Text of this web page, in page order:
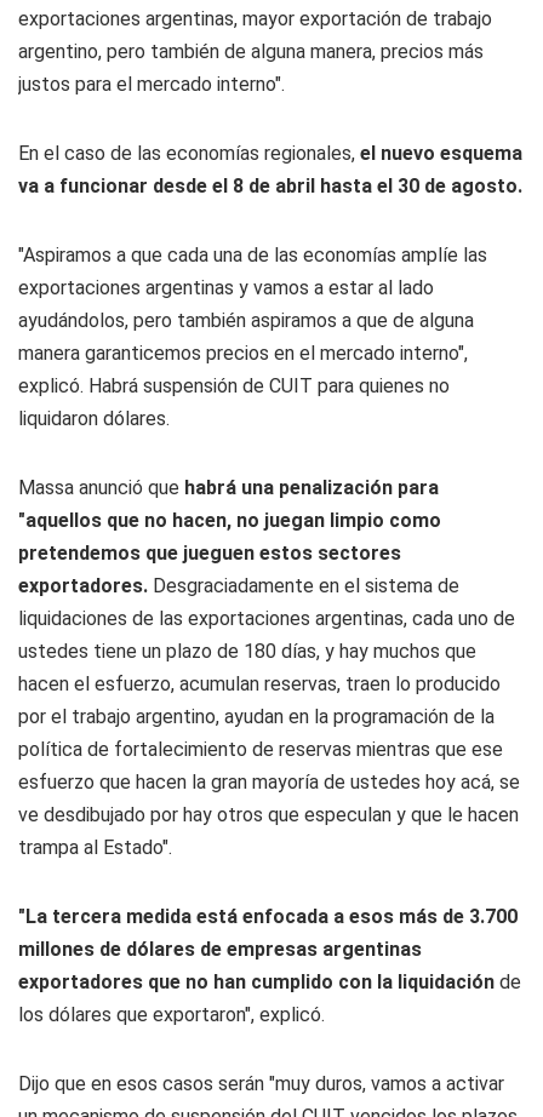
exportaciones argentinas, mayor exportación de trabajo
argentino, pero también de alguna manera, precios más
justos para el mercado interno".
En el caso de las economías regionales, el nuevo esquema
va a funcionar desde el 8 de abril hasta el 30 de agosto.
"Aspiramos a que cada una de las economías amplíe las
exportaciones argentinas y vamos a estar al lado
ayudándolos, pero también aspiramos a que de alguna
manera garanticemos precios en el mercado interno",
explicó. Habrá suspensión de CUIT para quienes no
liquidaron dólares.
Massa anunció que habrá una penalización para
"aquellos que no hacen, no juegan limpio como
pretendemos que jueguen estos sectores
exportadores. Desgraciadamente en el sistema de
liquidaciones de las exportaciones argentinas, cada uno de
ustedes tiene un plazo de 180 días, y hay muchos que
hacen el esfuerzo, acumulan reservas, traen lo producido
por el trabajo argentino, ayudan en la programación de la
política de fortalecimiento de reservas mientras que ese
esfuerzo que hacen la gran mayoría de ustedes hoy acá, se
ve desdibujado por hay otros que especulan y que le hacen
trampa al Estado".
"La tercera medida está enfocada a esos más de 3.700
millones de dólares de empresas argentinas
exportadores que no han cumplido con la liquidación de
los dólares que exportaron", explicó.
Dijo que en esos casos serán "muy duros, vamos a activar